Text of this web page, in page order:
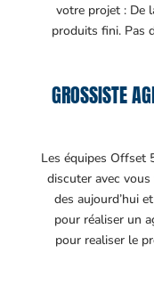
votre projet : De
produits fini. Pas
GROSSISTE
Les équipes Offset
discuter avec
des aujourd’hui
pour réaliser un
pour realiser le